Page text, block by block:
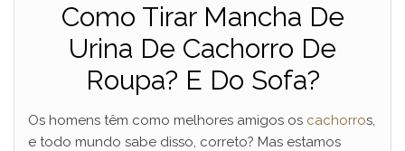
Como Tirar Mancha De
Urina De Cachorro De
Roupa? E Do Sofa?
Os homens têm como melhores amigos os cachorros,
e todo mundo sabe disso, correto? Mas estamos